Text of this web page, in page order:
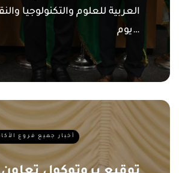
العربية للعلوم والتكنولوجيا
يوم…
أخبار جميع فروع